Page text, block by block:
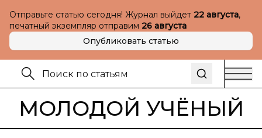
Отправьте статью сегодня! Журнал выйдет 22 августа,
печатный экземпляр отправим 26 августа
Опубликовать статью
МОЛОДОЙ УЧЁНЫЙ